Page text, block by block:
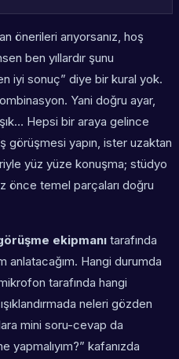
önerileri arıyorsanız, hoş
ben yıllardır şunu
iyi sonuç” diye bir kural yok.
Yani doğru ayar,
Hepsi bir araya gelince
görüşmesi yapın, ister uzaktan
yüz yüze konuşma; stüdyo
önce temel parçaları doğru
ekipmanı tarafında
anlatacağım. Hangi durumda
tarafında hangi
neleri gözden
mini soru-cevap da
kafanızda